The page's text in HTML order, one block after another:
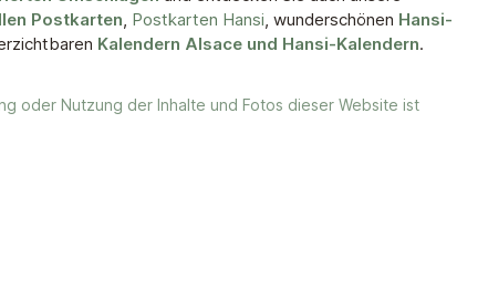
Postkarten Postkarten Hansi , wunderschönen Hansi-
Kalendern Alsace und Hansi-Kalendern.
oder Nutzung der Inhalte und Fotos dieser Website ist